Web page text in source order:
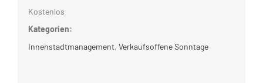
Kostenlos
Kategorien:
Innenstadtmanagement, Verkaufsoffene Sonntage